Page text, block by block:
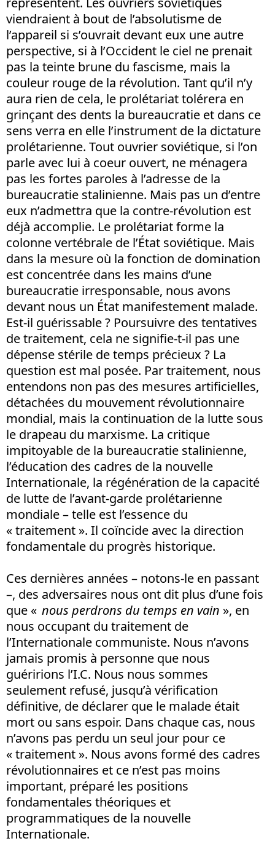
viendraient à bout de l’absolutisme de
l’appareil si s’ouvrait devant eux une autre
perspective, si à l’Occident le ciel ne prenait
pas la teinte brune du fascisme, mais la
couleur rouge de la révolution. Tant qu’il n’y
aura rien de cela, le prolétariat tolérera en
grinçant des dents la bureaucratie et dans ce
sens verra en elle l’instrument de la dictature
prolétarienne. Tout ouvrier soviétique, si l’on
parle avec lui à coeur ouvert, ne ménagera
pas les fortes paroles à l’adresse de la
bureaucratie stalinienne. Mais pas un d’entre
eux n’admettra que la contre-révolution est
déjà accomplie. Le prolétariat forme la
colonne vertébrale de l’État soviétique. Mais
dans la mesure où la fonction de domination
est concentrée dans les mains d’une
bureaucratie irresponsable, nous avons
devant nous un État manifestement malade.
Est-il guérissable ? Poursuivre des tentatives
de traitement, cela ne signifie-t-il pas une
dépense stérile de temps précieux ? La
question est mal posée. Par traitement, nous
entendons non pas des mesures artificielles,
détachées du mouvement révolutionnaire
mondial, mais la continuation de la lutte sous
le drapeau du marxisme. La critique
impitoyable de la bureaucratie stalinienne,
l’éducation des cadres de la nouvelle
Internationale, la régénération de la capacité
de lutte de l’avant-garde prolétarienne
mondiale – telle est l’essence du
« traitement ». Il coïncide avec la direction
fondamentale du progrès historique.
Ces dernières années – notons-le en passant
–, des adversaires nous ont dit plus d’une fois
que « nous perdrons du temps en vain », en
nous occupant du traitement de
l’Internationale communiste. Nous n’avons
jamais promis à personne que nous
guéririons l’I.C. Nous nous sommes
seulement refusé, jusqu’à vérification
définitive, de déclarer que le malade était
mort ou sans espoir. Dans chaque cas, nous
n’avons pas perdu un seul jour pour ce
« traitement ». Nous avons formé des cadres
révolutionnaires et ce n’est pas moins
important, préparé les positions
fondamentales théoriques et
programmatiques de la nouvelle
Internationale.